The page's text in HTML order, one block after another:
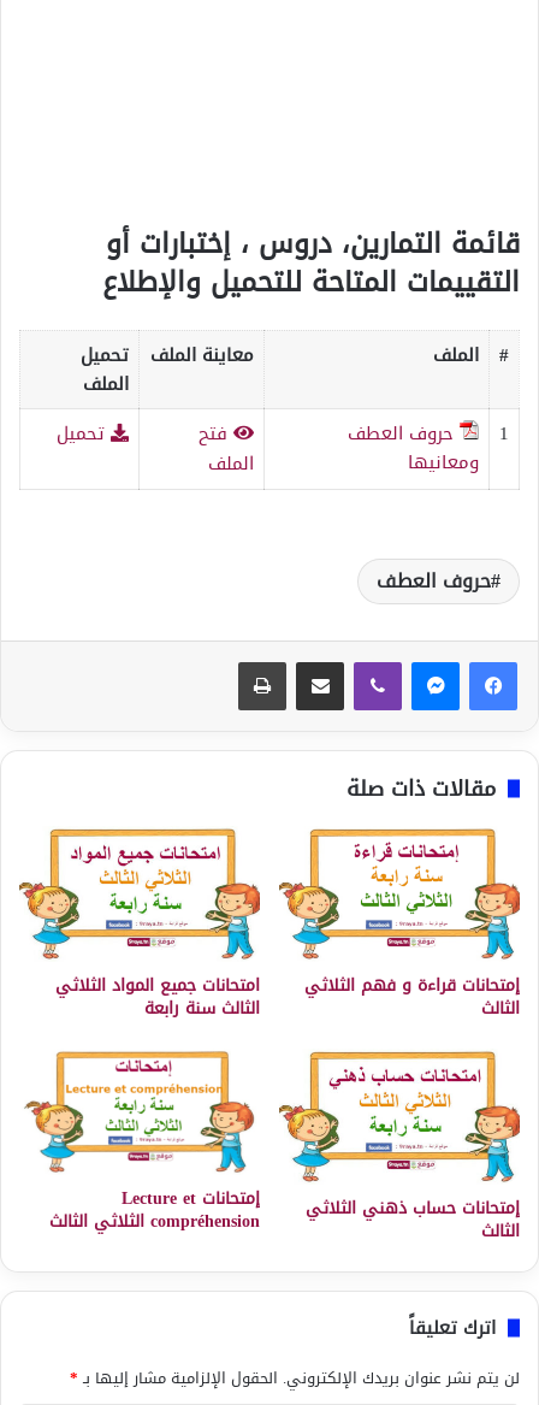
قائمة التمارين، دروس ، إختبارات أو
التقييمات المتاحة للتحميل والإطلاع
# الملف معاينة الملف
تحميل
الملف
1
حروف العطف
ومعانيها
فتح
الملف
تحميل
حروف العطف
مقالات ذات صلة
إمتحانات قراءة و فهم الثلاثي
الثالث
امتحانات جميع المواد الثلاثي
الثالث سنة رابعة
إمتحانات حساب ذهني الثلاثي
الثالث
إمتحانات Lecture et
compréhension الثلاثي الثالث
اترك تعليقاً
لن يتم نشر عنوان بريدك الإلكتروني. الحقول الإلزامية مشار إليها بـ*